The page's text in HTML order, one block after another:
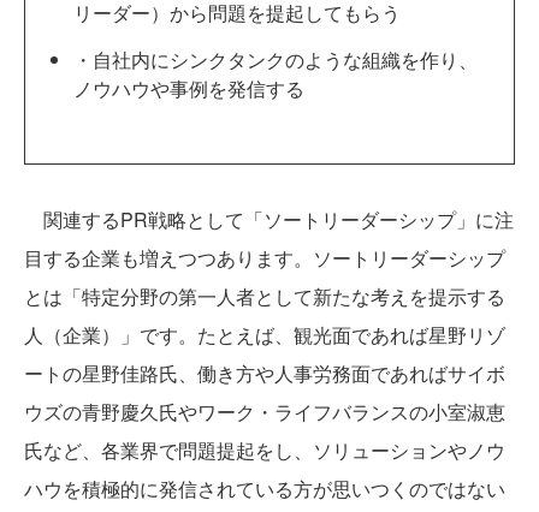
リーダー）から問題を提起してもらう
・自社内にシンクタンクのような組織を作り、
ノウハウや事例を発信する
関連するPR戦略として「ソートリーダーシップ」に注
目する企業も増えつつあります。ソートリーダーシップ
とは「特定分野の第一人者として新たな考えを提示する
人（企業）」です。たとえば、観光面であれば星野リゾ
ートの星野佳路氏、働き方や人事労務面であればサイボ
ウズの青野慶久氏やワーク・ライフバランスの小室淑恵
氏など、各業界で問題提起をし、ソリューションやノウ
ハウを積極的に発信されている方が思いつくのではない